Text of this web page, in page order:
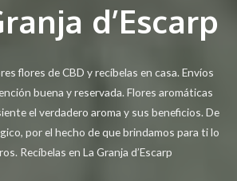
d’Escarp
flores de CBD y recíbelas en casa. Envíos
buena y reservada. Flores aromáticas
el verdadero aroma y sus beneficios. De
por el hecho de que brindamos para ti lo
Recíbelas en La Granja d’Escarp